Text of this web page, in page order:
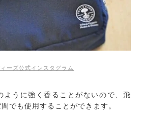
ーズ公式インスタグラム
ように強く香ることがないので、飛
でも使用することができます。